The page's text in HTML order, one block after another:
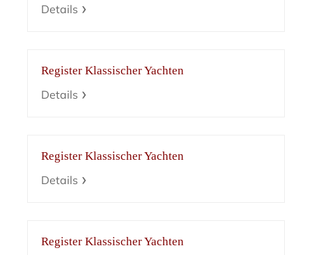
Details
Register Klassischer Yachten
Details
Register Klassischer Yachten
Details
Register Klassischer Yachten